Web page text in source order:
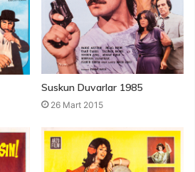
Suskun Duvarlar 1985
26 Mart 2015